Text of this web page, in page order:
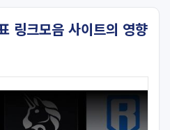
링크모음 사이트의 영향